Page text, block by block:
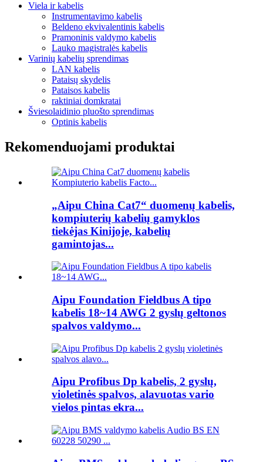
Viela ir kabelis
Instrumentavimo kabelis
Beldeno ekvivalentinis kabelis
Pramoninis valdymo kabelis
Lauko magistralės kabelis
Varinių kabelių sprendimas
LAN kabelis
Pataisų skydelis
Pataisos kabelis
raktiniai domkratai
Šviesolaidinio pluošto sprendimas
Optinis kabelis
Rekomenduojami produktai
„Aipu China Cat7“ duomenų kabelis,
kompiuterių kabelių gamyklos
tiekėjas Kinijoje, kabelių
gamintojas...
Aipu Foundation Fieldbus A tipo
kabelis 18~14 AWG 2 gyslų geltonos
spalvos valdymo...
Aipu Profibus Dp kabelis, 2 gyslų,
violetinės spalvos, alavuotas vario
vielos pintas ekra...